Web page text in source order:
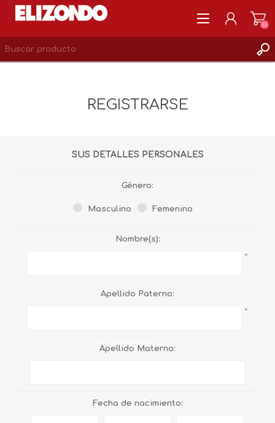
(0)
REGISTRARSE
SUS DETALLES PERSONALES
Género:
Masculino Femenino
Nombre(s):
*
Apellido Paterno:
*
Apellido Materno:
Fecha de nacimiento: